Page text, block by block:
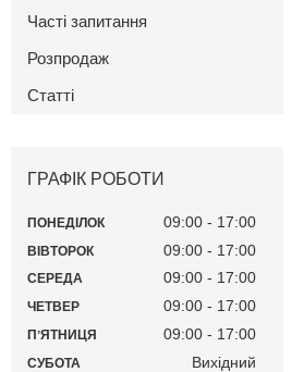
Часті запитання
Розпродаж
Статті
ГРАФІК РОБОТИ
ПОНЕДІЛОК 09:00 17:00
ВІВТОРОК 09:00 17:00
СЕРЕДА 09:00 17:00
ЧЕТВЕР 09:00 17:00
ПʼЯТНИЦЯ 09:00 17:00
СУБОТА Вихідний